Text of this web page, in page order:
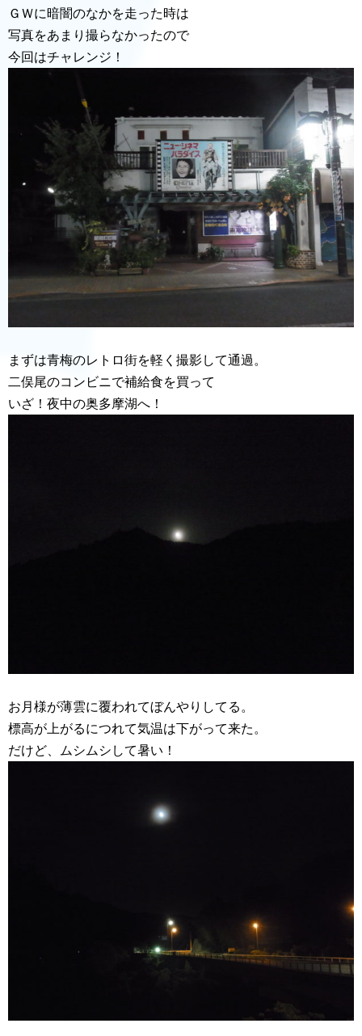
ＧＷに暗闇のなかを走った時は
写真をあまり撮らなかったので
今回はチャレンジ！
まずは青梅のレトロ街を軽く撮影して通過。
二俣尾のコンビニで補給食を買って
いざ！夜中の奥多摩湖へ！
お月様が薄雲に覆われてぼんやりしてる。
標高が上がるにつれて気温は下がって来た。
だけど、ムシムシして暑い！